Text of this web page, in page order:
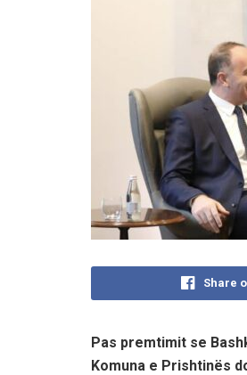
Share
Pas premtimit se
Komuna e Prishtinës